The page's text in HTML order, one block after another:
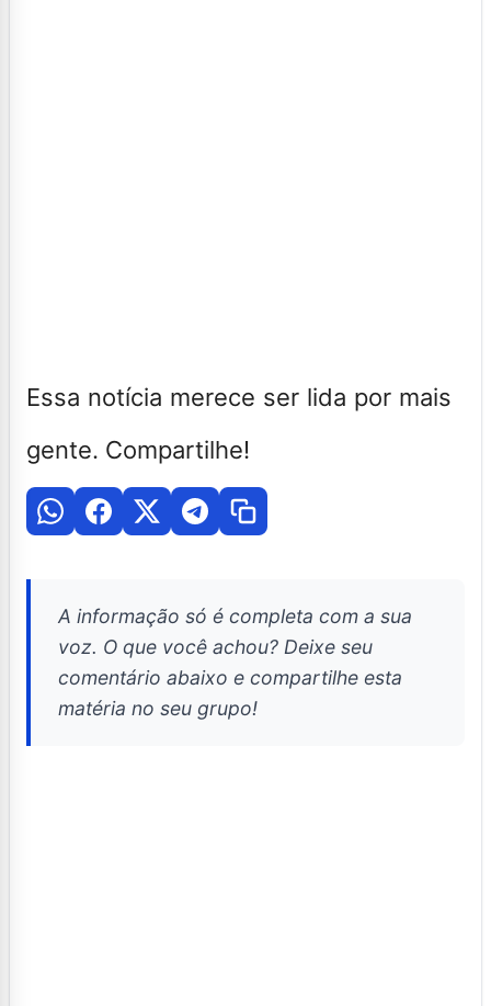
Essa notícia merece ser lida por mais
gente. Compartilhe!
A informação só é completa com a sua
voz. O que você achou? Deixe seu
comentário abaixo e compartilhe esta
matéria no seu grupo!